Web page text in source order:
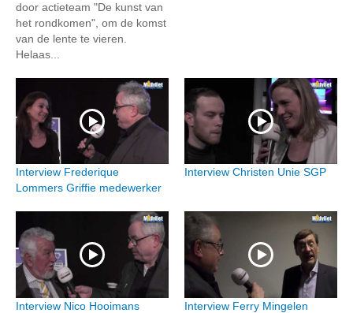
door actieteam "De kunst van
het rondkomen", om de komst
van de lente te vieren.
Helaas...
Interview Frederique
Lommers Griffie medewerker
Interview Christen Unie SGP
Interview Nico Hooimans Interview Ferry Mingelen